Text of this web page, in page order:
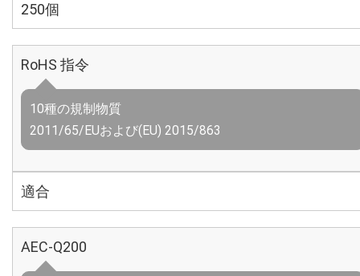
250個
RoHS 指令
10種の規制物質
2011/65/EUおよび(EU) 2015/863
適合
AEC-Q200